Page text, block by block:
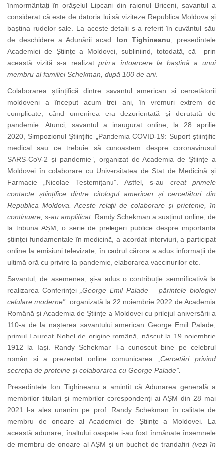
înmormântați în orășelul Lipcani din raionul Briceni, savantul a
considerat căeste de datoria lui să viziteze Republica Moldova și
baștina rudelor sale. La aceste detalii s-a referit în cuvântul său
de deschidere a Adunării acad. Ion Tighineanu , președintele
Academiei de Științe a Moldovei, subliniind, totodată, că prin
această vizită s-a realizatprima întoarcere la baștină a unui
membru al familiei Schekman, după 100 de ani.
Colaborarea științifică dintre savantul american și cercetătorii
moldoveni a început acum trei ani, în vremuri extrem de
complicate, când omenirea era dezorientată și derutată de
pandemie. Atunci, savantul a inaugurat online, la 28 aprilie
2020, Simpozionul Științific „Pandemia COVID-19: Suport științific
medical sau ce trebuie să cunoaștem despre coronavirusul
SARS-CoV-2 și pandemie”, organizat de Academia de Științe a
Moldovei în colaborare cu Universitatea de Stat de Medicină și
Farmacie „Nicolae Testemițanu”. Astfel ,s-au creat primele
contacte științifice dintre citologul american și cercetători din
Republica Moldova. Aceste relații de colaborare și prietenie, în
continuare, s-au amplificat: Randy Schekman a susținut online, de
la tribuna AȘM, o serie de prelegeri publice despre importanța
științei fundamentale în medicină, a acordat interviuri, a participat
online la emisiuni televizate, în cadrul cărora a adus informații de
ultimă oră cu privire la pandemie, elaborarea vaccinurilor etc.
Savantul, de asemenea, și-a adus o contribuție semnificativă la
realizarea Conferinței
„George Emil Palade – părintele biologiei
celulare moderne”, organizată la 22 noiembrie 2022 de Academia
Română și Academia de Științe a Moldovei cu prilejul aniversării a
110-a de la nașterea savantului american George Emil Palade,
primul Laureat Nobel de origine română, născut la 19 noiembrie
1912 la Iași.
Randy Schekman l-a cunoscut bine pe celebrul
român și a prezentat online comunicarea
„Cercetări privind
secreția de proteine și colaborarea cu George Palade”.
Președintele Ion Tighineanu a amintit că Adunarea generală a
membrilor titulari și membrilor corespondenți ai AȘM din 28 mai
2021 l-a ales unanim pe prof. Randy Schekman în calitate de
membru de onoare al Academiei de Științe a Moldovei. La
această adunare, înaltului oaspete i-au fost înmânate însemnele
de membru de onoare al AȘM și un buchet de trandafiri (vezi în